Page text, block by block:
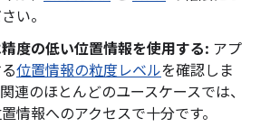
い。
度の低い位置情報を使用する: アプ
位置情報の粒度レベルを確認しま
連のほとんどのユースケースでは、
情報へのアクセスで十分です。